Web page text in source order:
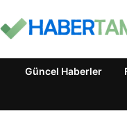
Güncel Haberler